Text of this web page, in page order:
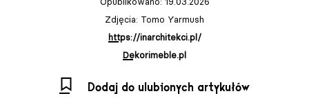
Zdjęcia: Tomo Yarmush
https://inarchitekci.pl/
Dekorimeble.pl
Dodaj do ulubionych artykułów